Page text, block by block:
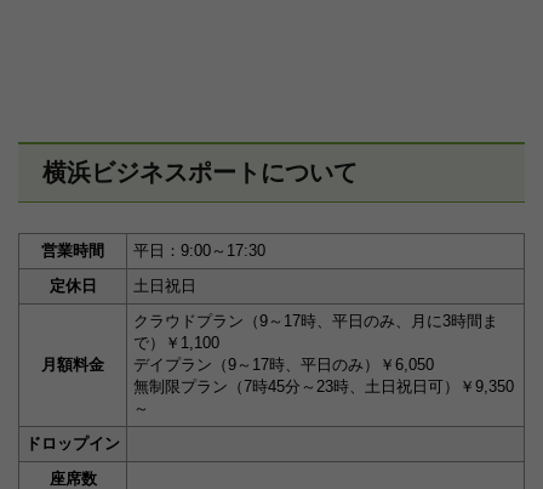
横浜ビジネスポートについて
営業時間
平日：9:00～17:30
定休日
土日祝日
月額料金
クラウドプラン（9～17時、平日のみ、月に3時間ま
で）￥1,100
デイプラン（9～17時、平日のみ）￥6,050
無制限プラン（7時45分～23時、土日祝日可）￥9,350
～
ドロップイン
座席数